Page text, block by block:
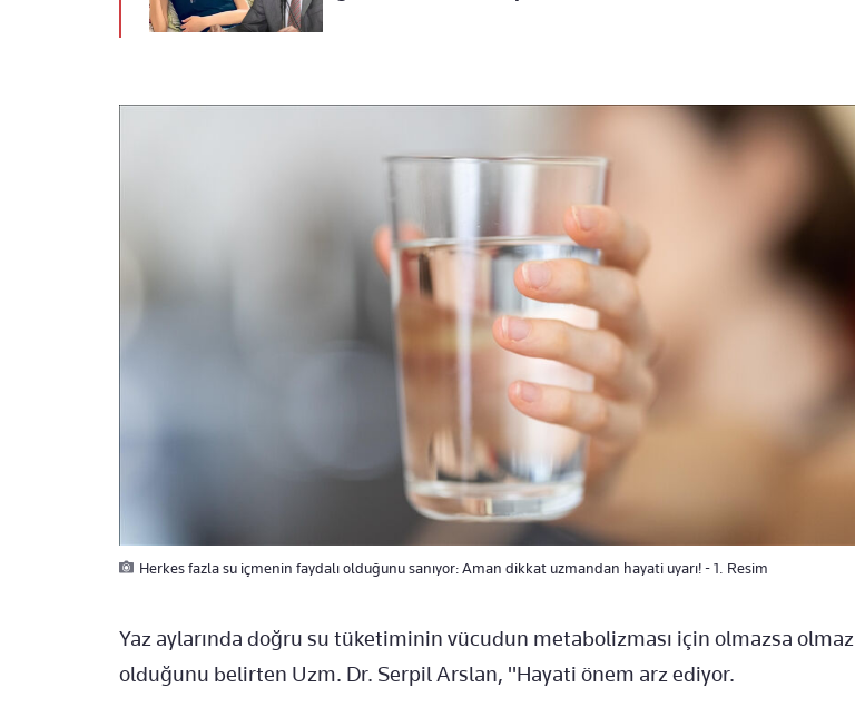
Herkes fazla su içmenin faydalı olduğunu sanıyor: Aman dikkat uzmandan hayati uyarı! - 1. Resim
Yaz aylarında doğru su tüketiminin vücudun metabolizması için olmazsa olmaz
olduğunu belirten Uzm. Dr. Serpil Arslan, "Hayati önem arz ediyor.